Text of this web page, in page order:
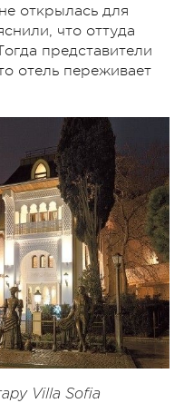
открылась для
что оттуда
представители
отель переживает
Villa Sofia